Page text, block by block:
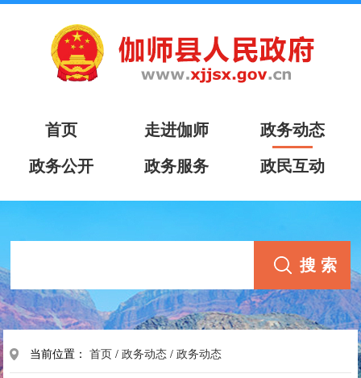
首页 走进伽师 政务动态
政务公开 政务服务 政民互动
当前位置：首页 /政务动态 /政务动态